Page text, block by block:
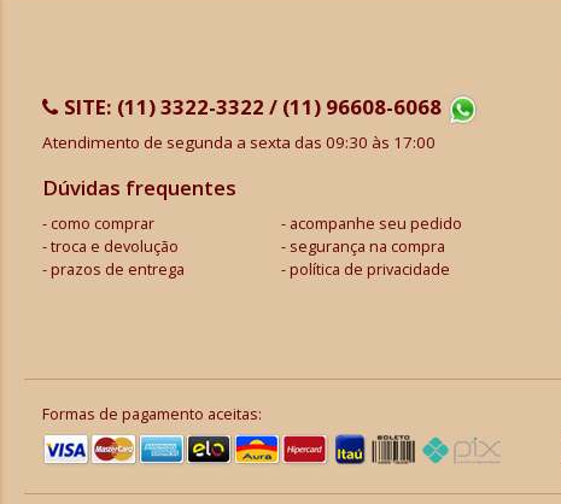
SITE: (11) 3322-3322 / (11) 96608-6068
Atendimento de segunda a sexta das 09:30 às 17:00
Dúvidas frequentes
como comprar
acompanhe seu pedido
troca e devolução
segurança na compra
prazos de entrega
política de privacidade
Formas de pagamento aceitas: